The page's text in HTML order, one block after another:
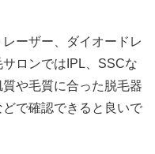
ーザー、ダイオードレ
ロンではIPL、SSCな
や毛質に合った脱毛器
どで確認できると良いで